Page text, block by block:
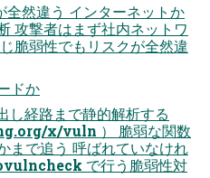
然違う インターネットか
攻撃者はまず社内ネットワ
脆弱性でもリスクが全然違
ドか
経路まで静的解析する
x/vuln ） 脆弱な関数
まで追う 呼ばれていなけれ
で行う脆弱性対